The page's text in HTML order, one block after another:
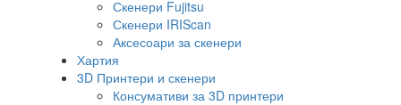
Скенери Fujitsu
Скенери IRIScan
Аксесоари за скенери
Хартия
3D Принтери и скенери
Консумативи за 3D принтери